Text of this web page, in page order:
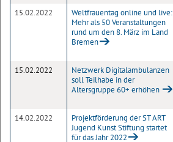
15.02.2022
Weltfrauentag online und live:
Mehr als 50 Veranstaltungen
rund um den 8. März im Land
Bremen
15.02.2022
Netzwerk Digitalambulanzen
soll Teilhabe in der
Altersgruppe 60+ erhöhen
14.02.2022
Projektförderung der ST ART
Jugend Kunst Stiftung startet
für das Jahr 2022